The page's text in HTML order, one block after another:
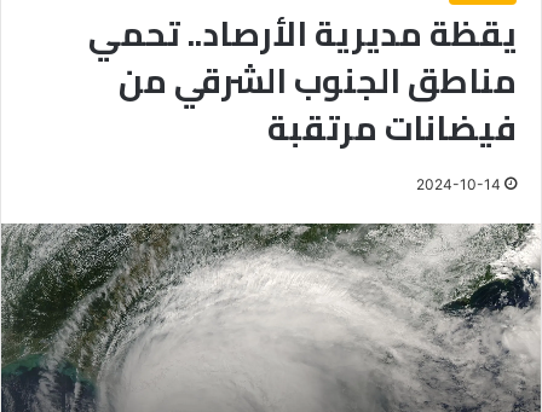
يقظة مديرية الأرصاد.. تحمي
مناطق الجنوب الشرقي من
فيضانات مرتقبة
2024-10-14